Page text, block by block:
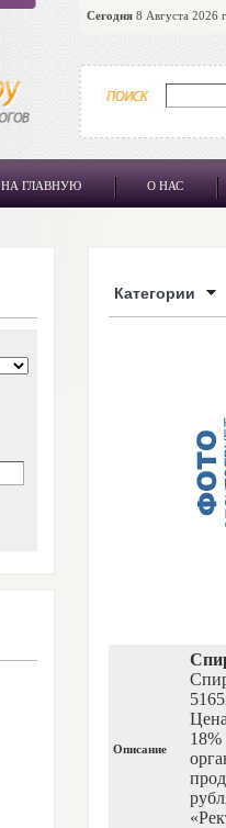
Сегодня 8 Августа 2026
НА ГЛАВНУЮ О НАС
Категории
Описание